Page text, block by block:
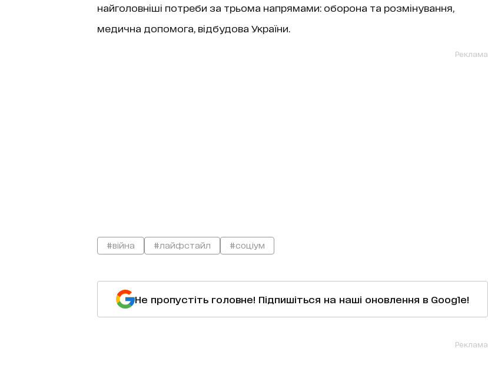
найголовніші потреби за трьома напрямами: оборона та розмінування,
медична допомога, відбудова України.
Реклама
#війна #лайфстайл #соціум
Не пропустіть головне! Підпишіться на наші оновлення в Google!
Реклама